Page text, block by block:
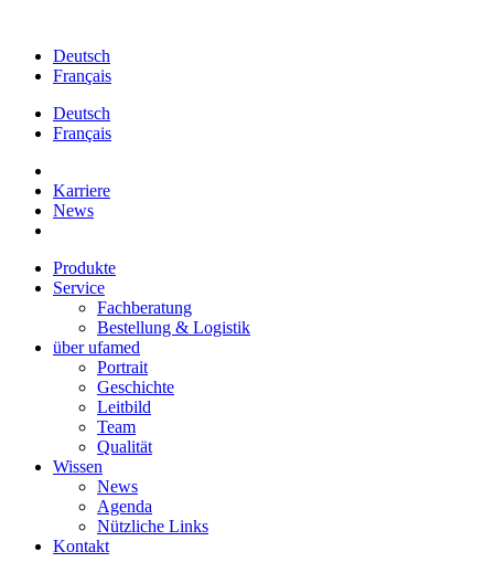
springenDeutsch
Français
Deutsch
Français
Karriere
News
Produkte
Service
Fachberatung
Bestellung & Logistik
über ufamed
Portrait
Geschichte
Leitbild
Team
Qualität
Wissen
News
Agenda
Nützliche Links
Kontakt